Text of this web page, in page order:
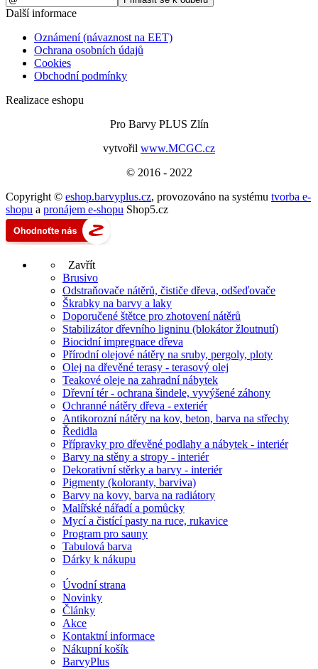
Další informace
Oznámení (návaznost na EET)
Ochrana osobních údajů
Cookies
Obchodní podmínky
Realizace eshopu
Pro Barvy PLUS Zlín
vytvořil www.MCGC.cz
© 2016 - 2022
Copyright © eshop.barvyplus.cz, provozováno na systému tvorba e-
shopu a pronájem e-shopu Shop5.cz
Zavřít
Brusivo
Odstraňovače nátěrů, čističe dřeva, odšeďovače
Škrabky na barvy a laky
Doporučené štětce pro zhotovení nátěrů
Stabilizátor dřevního ligninu (blokátor žloutnutí)
Biocidní impregnace dřeva
Přírodní olejové nátěry na sruby, pergoly, ploty
Olej na dřevěné terasy - terasový olej
Teakové oleje na zahradní nábytek
Dřevní tér - ochrana šindele, vyvýšené záhony
Ochranné nátěry dřeva - exteriér
Antikorozní nátěry na kov, beton, barva na střechy
Ředidla
Přípravky pro dřevěné podlahy a nábytek - interiér
Barvy na stěny a stropy - interiér
Dekorativní stěrky a barvy - interiér
Pigmenty (koloranty, barviva)
Barvy na kovy, barva na radiátory
Malířské nářadí a pomůcky
Mycí a čistící pasty na ruce, rukavice
Program pro sauny
Tabulová barva
Dárky k nákupu
Úvodní strana
Novinky
Články
Akce
Kontaktní informace
Nákupní košík
BarvyPlus